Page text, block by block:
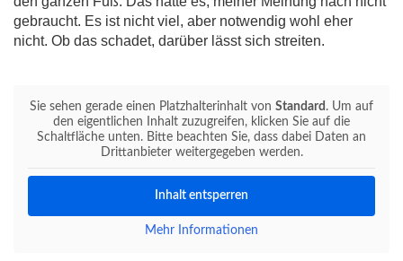
gebraucht. Es ist nicht viel, aber notwendig wohl eher
nicht. Ob das schadet, darüber lässt sich streiten.
Sie sehen gerade einen Platzhalterinhalt von Standard . Um auf
den eigentlichen Inhalt zuzugreifen, klicken Sie auf die
Schaltfläche unten. Bitte beachten Sie, dass dabei Daten an
Drittanbieter weitergegeben werden.
Inhalt entsperren
Mehr Informationen